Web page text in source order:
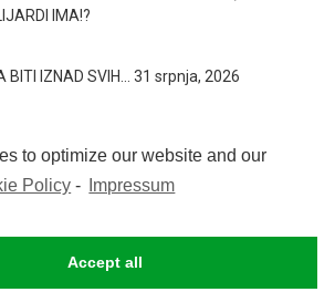
to optimize our website and our
Policy - Impressum
Accept all
IMA!?
BITI IZNAD SVIH… 31 srpnja, 2026